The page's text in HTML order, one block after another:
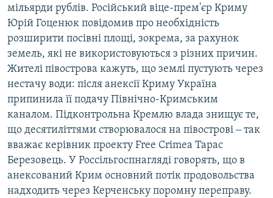
мільярди рублів. Російський віце-прем'єр Криму
Юрій Гоценюк повідомив про необхідність
розширити посівні площі, зокрема, за рахунок
земель, які не використовуються з різних причин.
Жителі півострова кажуть, що землі пустують через
нестачу води: після анексії Криму Україна
припинила її подачу Північно-Кримським
каналом. Підконтрольна Кремлю влада знищує те,
що десятиліттями створювалося на півострові ‒ так
вважає керівник проекту Free Crimea Тарас
Березовець. У Россільгоспнагляді говорять, що в
анексований Крим основний потік продовольства
надходить через Керченську поромну переправу.